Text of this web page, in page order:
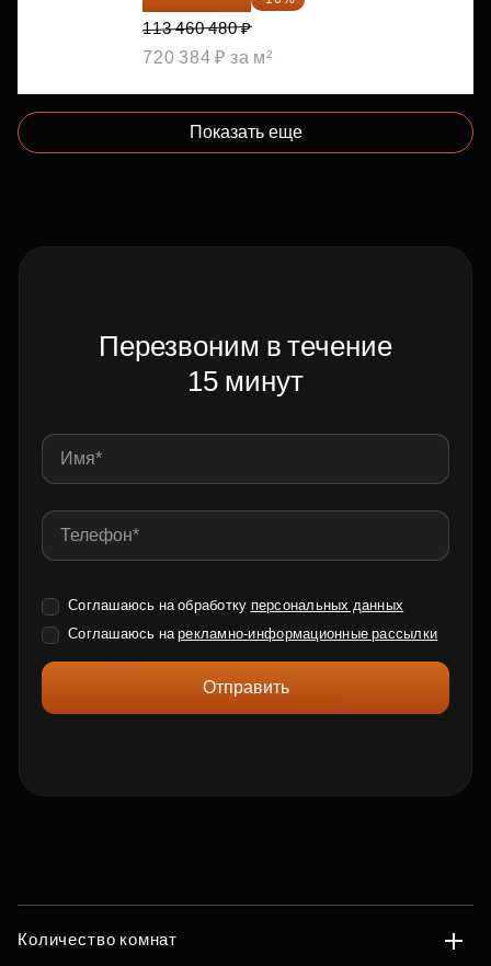
113 460 480 ₽
720 384 ₽ за м²
Показать еще
Перезвоним в течение
15 минут
Соглашаюсь на обработку персональных данных
Соглашаюсь нарекламно-информационные рассылки
Отправить
Количество комнат